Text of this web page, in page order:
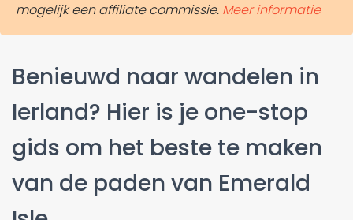
mogelijk een affiliate commissie. Meer informatie
Benieuwd naar wandelen in
Ierland? Hier is je one-stop
gids om het beste te maken
van de paden van Emerald